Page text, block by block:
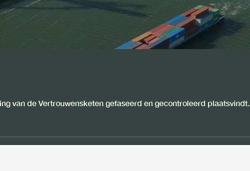
van de Vertrouwensketen gefaseerd en gecontroleerd plaatsvindt.